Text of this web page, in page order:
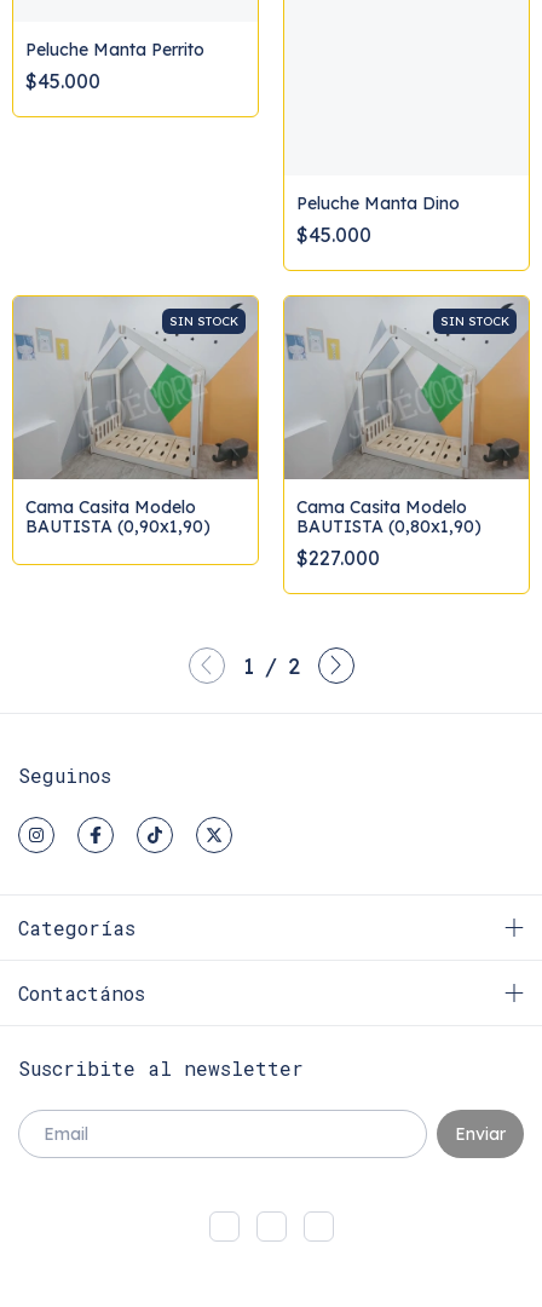
Peluche Manta Perrito
$45.000
Peluche Manta Dino
$45.000
SIN STOCK
Cama Casita Modelo
BAUTISTA (0,90x1,90)
SIN STOCK
Cama Casita Modelo
BAUTISTA (0,80x1,90)
$227.000
1 / 2
Seguinos
Categorías
Contactános
Suscribite al newsletter